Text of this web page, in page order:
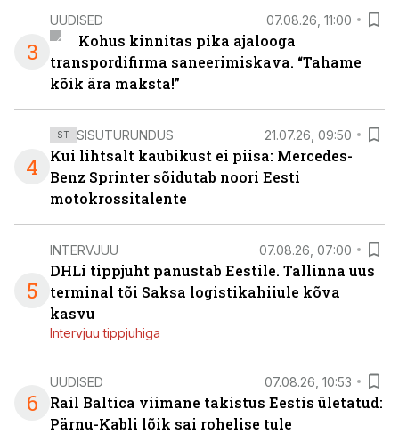
3
UUDISED 07.08.26, 11:00
Kohus kinnitas pika ajalooga
transpordifirma saneerimiskava. “Tahame
kõik ära maksta!”
4
ST SISUTURUNDUS 21.07.26, 09:50
Kui lihtsalt kaubikust ei piisa: Mercedes-
Benz Sprinter sõidutab noori Eesti
motokrossitalente
5
INTERVJUU 07.08.26, 07:00
DHLi tippjuht panustab Eestile. Tallinna uus
terminal tõi Saksa logistikahiiule kõva
kasvu
Intervjuu tippjuhiga
6
UUDISED 07.08.26, 10:53
Rail Baltica viimane takistus Eestis ületatud:
Pärnu-Kabli lõik sai rohelise tule